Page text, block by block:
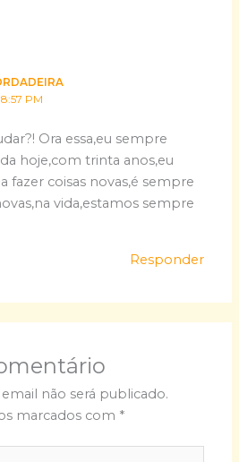
PM
Ora essa,eu sempre
hoje,com trinta anos,eu
fazer coisas novas,é sempre
vida,estamos sempre
Responder
não será publicado.
marcados com *